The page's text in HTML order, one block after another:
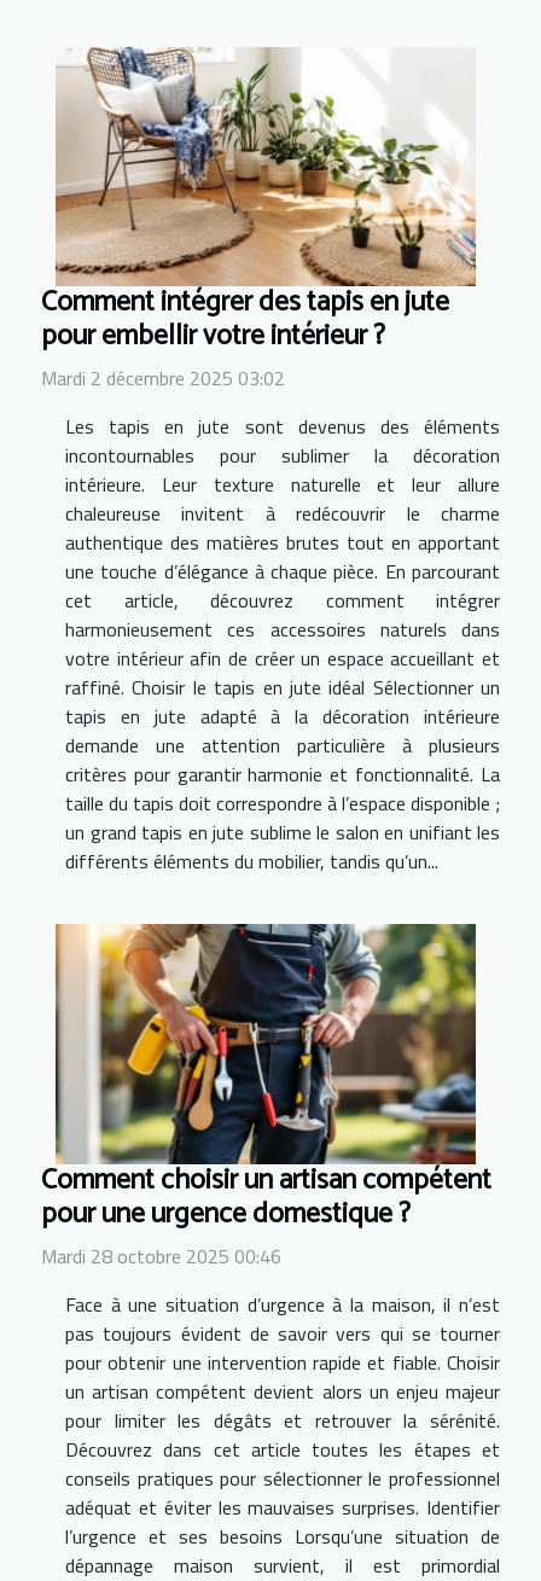
Comment intégrer des tapis en jute
pour embellir votre intérieur ?
Mardi 2 décembre 2025 03:02
Les tapis en jute sont devenus des éléments
incontournables pour sublimer la décoration
intérieure. Leur texture naturelle et leur allure
chaleureuse invitent à redécouvrir le charme
authentique des matières brutes tout en apportant
une touche d’élégance à chaque pièce. En parcourant
cet article, découvrez comment intégrer
harmonieusement ces accessoires naturels dans
votre intérieur afin de créer un espace accueillant et
raffiné. Choisir le tapis en jute idéal Sélectionner un
tapis en jute adapté à la décoration intérieure
demande une attention particulière à plusieurs
critères pour garantir harmonie et fonctionnalité. La
taille du tapis doit correspondre à l’espace disponible ;
un grand tapis en jute sublime le salon en unifiant les
différents éléments du mobilier, tandis qu’un...
Comment choisir un artisan compétent
pour une urgence domestique ?
Mardi 28 octobre 2025 00:46
Face à une situation d’urgence à la maison, il n’est
pas toujours évident de savoir vers qui se tourner
pour obtenir une intervention rapide et fiable. Choisir
un artisan compétent devient alors un enjeu majeur
pour limiter les dégâts et retrouver la sérénité.
Découvrez dans cet article toutes les étapes et
conseils pratiques pour sélectionner le professionnel
adéquat et éviter les mauvaises surprises. Identifier
l’urgence et ses besoins Lorsqu’une situation de
dépannage maison survient, il est primordial